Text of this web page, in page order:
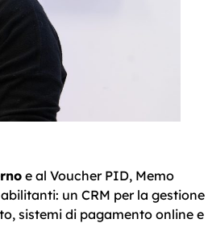
e al Voucher PID, Memo
un CRM per la gestione
sistemi di pagamento online e